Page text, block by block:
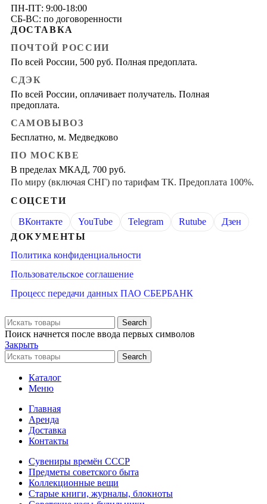
ПН-ПТ: 9:00-18:00
СБ-ВС: по договоренности
ДОСТАВКА
ПОЧТОЙ РОССИИ
По всей России, 500 руб. Полная предоплата.
СДЭК
По всей России, оплачивает получатель. Полная
предоплата.
САМОВЫВОЗ
Бесплатно, м. Медведково
ПО МОСКВЕ
В пределах МКАД, 700 руб.
По миру (включая СНГ) по тарифам ТК. Предоплата 100%.
СОЦСЕТИ
ВКонтакте YouTube Telegram Rutube
Дзен
ДОКУМЕНТЫ
Политика конфиденциальности
Пользовательское соглашение
Процесс передачи данных ПАО СБЕРБАНК
Search
Поиск начнется после ввода первых символов
Закрыть
Search
Каталог
Меню
Главная
Аренда
Доставка
Контакты
Сувениры времён СССР
Предметы советского быта
Коллекционные вещи
Старые книги, журналы, блокноты